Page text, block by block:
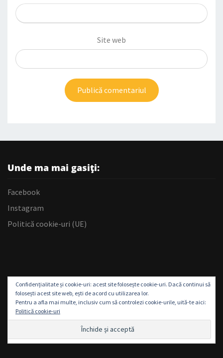
Site web
Unde ma mai gasiți:
Facebook
Instagram
Politică cookie-uri (UE)
Confidențialitate și cookie-uri: acest site folosește cookie-uri. Dacă continui să
folosești acest site web, ești de acord cu utilizarea lor.
Pentru a afla mai multe, inclusiv cum să controlezi cookie-urile, uită-te aici:
Politică cookie-uri